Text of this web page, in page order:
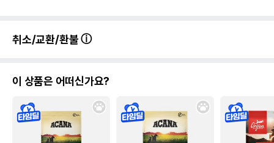
취소/교환/환불
이 상품은 어떠신가요?